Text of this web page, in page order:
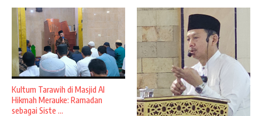
Kultum Tarawih di Masjid Al
Hikmah Merauke: Ramadan
sebagai Siste ...